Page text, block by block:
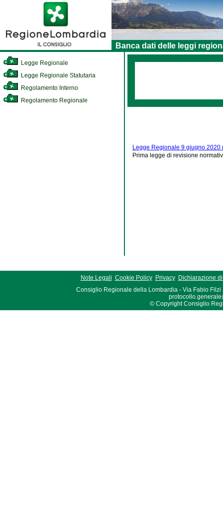
Banca dati delle leggi
Legge Regionale
Legge Regionale Statutaria
Regolamento Interno
Regolamento Regionale
Legge Regionale 9 giugno 2020
Prima legge di revisione
Note Legali Cookie Policy Privacy
Dichiarazione
Consiglio Regionale della Lombardia - Via Fabio Filzi
© Copyright Consiglio